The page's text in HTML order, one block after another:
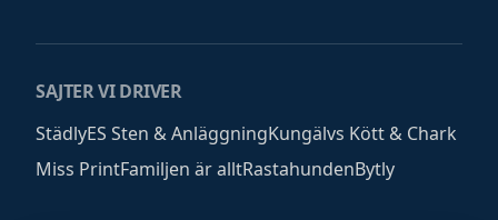
SAJTER VI DRIVER
StädlyES Sten & AnläggningKungälvs Kött & Chark
Miss PrintFamiljen är alltRastahundenBytly